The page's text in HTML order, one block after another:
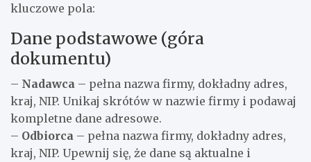
kluczowe pola:
Dane podstawowe (góra
dokumentu)
– Nadawca – pełna nazwa firmy, dokładny adres,
kraj, NIP. Unikaj skrótów w nazwie firmy i podawaj
kompletne dane adresowe.
– Odbiorca – pełna nazwa firmy, dokładny adres,
kraj, NIP. Upewnij się, że dane są aktualne i